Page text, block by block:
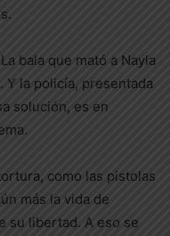
bala que mató a Nayla
Y la policía, presentada
solución, es en
como las pistolas
más la vida de
su libertad. A eso se